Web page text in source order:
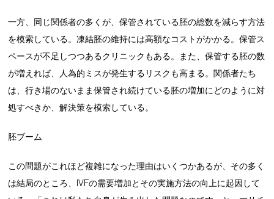
一方、同じ関係者の多くが、保管されている胚の総数を減らす方法
を模索している。凍結胚の維持には高額なコストがかかる。保管ス
ペースが不足しつつあるクリニックもある。また、保管する胚の数
が増えれば、人為的ミスが発生するリスクも高まる。関係者たち
は、行き場のないまま保管され続けている胚の増加にどのように対
処すべきか、解決策を模索している。
胚ブーム
この問題がこれほど複雑になった理由はいくつかあるが、その多く
は結局のところ、IVFの需要増加とその実施方法の向上に起因して